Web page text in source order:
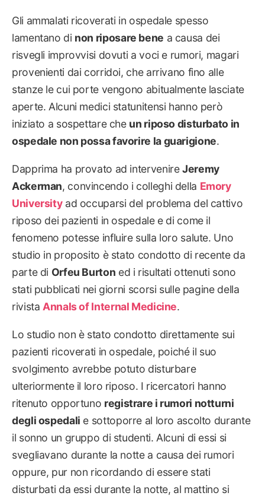
Gli ammalati ricoverati in ospedale spesso
lamentano di non riposare bene a causa dei
risvegli improvvisi dovuti a voci e rumori, magari
provenienti dai corridoi, che arrivano fino alle
stanze le cui porte vengono abitualmente lasciate
aperte. Alcuni medici statunitensi hanno però
iniziato a sospettare che un riposo disturbato in
ospedale non possa favorire la guarigione.
Dapprima ha provato ad intervenireJeremy
Ackerman, convincendo i colleghi della Emory
Universityad occuparsi del problema del cattivo
riposo dei pazienti in ospedale e di come il
fenomeno potesse influire sulla loro salute. Uno
studio in proposito è stato condotto di recente da
parte di Orfeu Burton ed i risultati ottenuti sono
stati pubblicati nei giorni scorsi sulle pagine della
rivista Annals of Internal Medicine.
Lo studio non è stato condotto direttamente sui
pazienti ricoverati in ospedale, poiché il suo
svolgimento avrebbe potuto disturbare
ulteriormente il loro riposo. I ricercatori hanno
ritenuto opportuno registrare i rumori notturni
degli ospedali e sottoporre al loro ascolto durante
il sonno un gruppo di studenti. Alcuni di essi si
svegliavano durante la notte a causa dei rumori
oppure, pur non ricordando di essere stati
disturbati da essi durante la notte, al mattino si